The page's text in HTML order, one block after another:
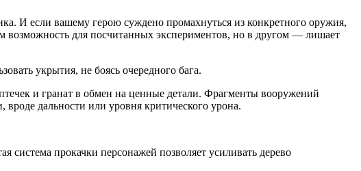
И если вашему герою суждено промахнуться из конкретного оружия,
возможность для посчитанных экспериментов, но в другом — лишает
укрытия, не боясь очередного бага.
и гранат в обмен на ценные детали. Фрагменты вооружений
дальности или уровня критического урона.
система прокачки персонажей позволяет усиливать дерево